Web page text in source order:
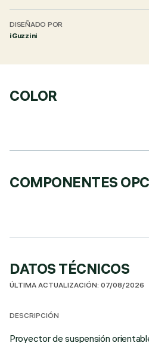
DISEÑADO POR
iGuzzini
COLOR
COMPONENTES
DATOS TÉCNICOS
ÚLTIMA ACTUALIZACIÓN: 07/08/2026
DESCRIPCIÓN
Proyector de suspensión